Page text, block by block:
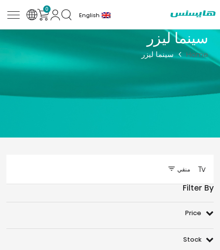
English
0
سينما ليزر
Home سينما ليزر
Tv منقي
Filter By
Price
Stock